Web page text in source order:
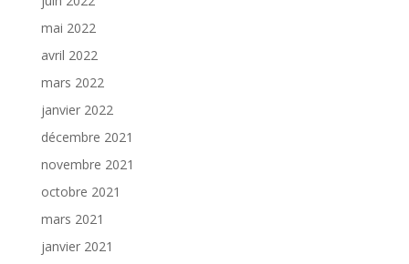
mai 2022
avril 2022
mars 2022
janvier 2022
décembre 2021
novembre 2021
octobre 2021
mars 2021
janvier 2021